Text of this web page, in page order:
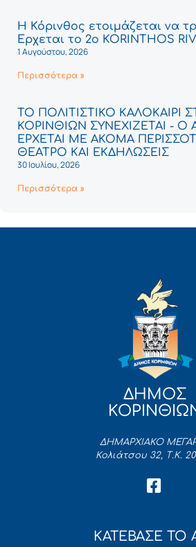
Η Κόρινθος ετοιμάζεται να
Έρχεται το 2ο KORINTHOS
1 Αυγούστου, 2026
Περισσότερα »
ΤΟ ΠΟΛΙΤΙΣΤΙΚΟ ΚΑΛΟΚΑΙΡΙ
ΚΟΡΙΝΘΙΩΝ ΣΥΝΕΧΙΖΕΤΑΙ - Ο
ΕΡΧΕΤΑΙ ΜΕ ΑΚΟΜΑ
ΘΕΑΤΡΟ ΚΑΙ ΕΚΔΗΛΩΣΕΙΣ
30 Ιουλίου, 2026
Περισσότερα »
ΔΗΜΟΣ
ΔΗΜΑΡΧΙΑΚΟ
Κολιάτσου 32, Τ.Κ.
ΚΑΤΕΒΑΣΕ ΤΟ